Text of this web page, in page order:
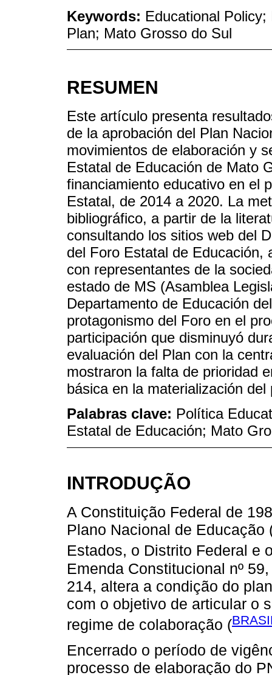
Keywords: Educational
Plan; Mato Grosso do Sul
RESUMEN
Este artículo presenta
de la aprobación del Plan
movimientos de elaboración y
Estatal de Educación de Mato
financiamiento educativo en el
Estatal, de 2014 a 2020. La
bibliográfico, a partir de la
consultando los sitios web del
del Foro Estatal de
con representantes de la
estado de MS (Asamblea
Departamento de Educación
protagonismo del Foro en el
participación que disminuyó
evaluación del Plan con la
mostraron la falta de prioridad
básica en la materialización del
Palabras clave: Política
Estatal de Educación; Mato
INTRODUÇÃO
A Constituição Federal de
Plano Nacional de
Estados, o Distrito Federal e
Emenda Constitucional nº
214, altera a condição do
com o objetivo de articular o
regime de colaboração (
Encerrado o período de
processo de elaboração do